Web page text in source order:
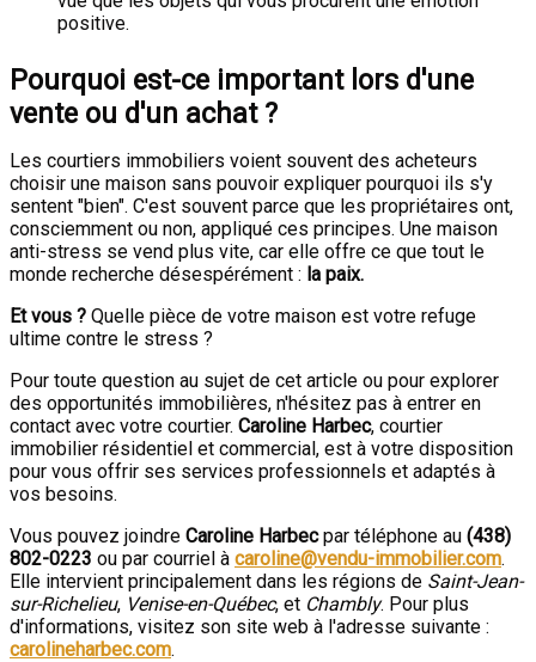
positive.
Pourquoi est-ce important lors d'une
vente ou d'un achat ?
Les courtiers immobiliers voient souvent des acheteurs
choisir une maison sans pouvoir expliquer pourquoi ils s'y
sentent "bien". C'est souvent parce que les propriétaires ont,
consciemment ou non, appliqué ces principes. Une maison
anti-stress se vend plus vite, car elle offre ce que tout le
monde recherche désespérément : la paix.
Et vous ? Quelle pièce de votre maison est votre refuge
ultime contre le stress ?
Pour toute question au sujet de cet article ou pour explorer
des opportunités immobilières, n'hésitez pas à entrer en
contact avec votre courtier. Caroline Harbec, courtier
immobilier résidentiel et commercial, est à votre disposition
pour vous offrir ses services professionnels et adaptés à
vos besoins.
Vous pouvez joindre Caroline Harbecpar téléphone au (438)
802-0223 ou par courriel à caroline@vendu-immobilier.com.
Elle intervient principalement dans les régions de Saint-Jean-
sur-Richelieu, Venise-en-Québec, et Chambly. Pour plus
d'informations, visitez son site web à l'adresse suivante :
carolineharbec.com.